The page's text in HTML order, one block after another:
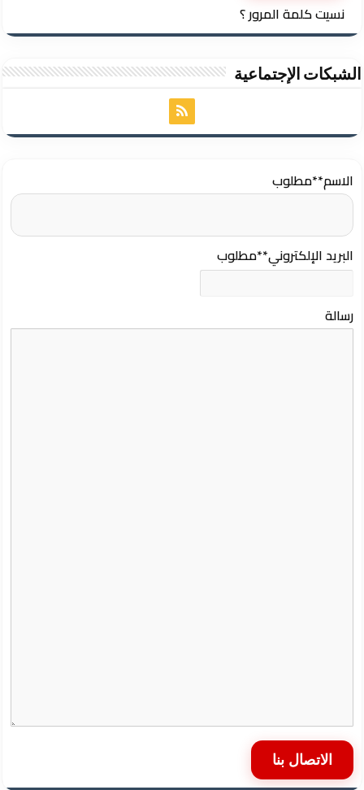
نسيت كلمة المرور ؟
الشبكات الإجتماعية
الاسم**مطلوب
البريد الإلكتروني**مطلوب
رسالة
الاتصال بنا